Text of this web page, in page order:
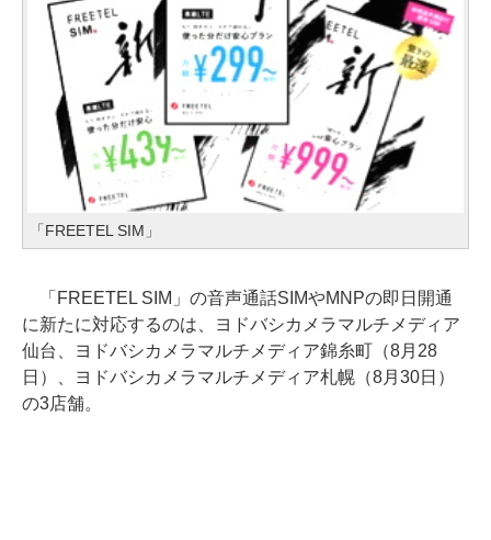
「FREETEL SIM」
「FREETEL SIM」の音声通話SIMやMNPの即日開通
に新たに対応するのは、ヨドバシカメラマルチメディア
仙台、ヨドバシカメラマルチメディア錦糸町（8月28
日）、ヨドバシカメラマルチメディア札幌（8月30日）
の3店舗。